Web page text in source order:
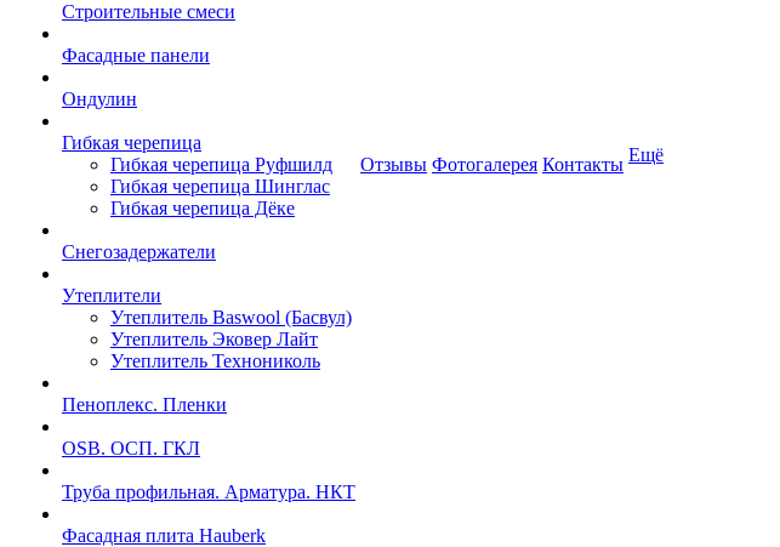
Строительные смеси
Фасадные панели
Ондулин
Гибкая черепица
Гибкая черепица Руфшилд
Гибкая черепица Шинглас
Гибкая черепица Дёке
Снегозадержатели
Утеплители
Утеплитель Baswool (Басвул)
Утеплитель Эковер Лайт
Утеплитель Технониколь
Пеноплекс. Пленки
OSB. ОСП. ГКЛ
Труба профильная. Арматура. НКТ
Фасадная плита Hauberk
Отзывы Фотогалерея Контакты Ещё